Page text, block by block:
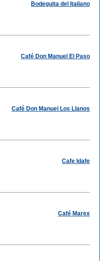
Bodeguita del Italiano
Café Don Manuel El Paso
Café Don Manuel Los Llanos
Cafe Idafe
Café Marex